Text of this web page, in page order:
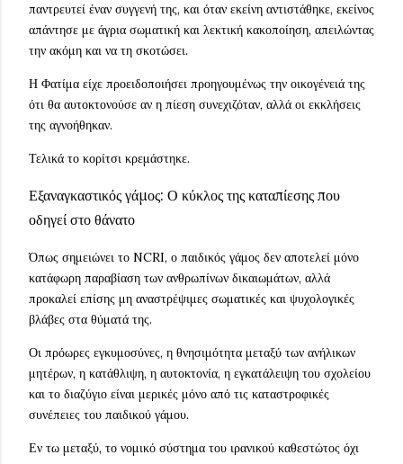
παντρευτεί έναν συγγενή της, και όταν εκείνη αντιστάθηκε, εκείνος
απάντησε με άγρια σωματική και λεκτική κακοποίηση, απειλώντας
την ακόμη και να τη σκοτώσει.
Η Φατίμα είχε προειδοποιήσει προηγουμένως την οικογένειά της
ότι θα αυτοκτονούσε αν η πίεση συνεχιζόταν, αλλά οι εκκλήσεις
της αγνοήθηκαν.
Τελικά το κορίτσι κρεμάστηκε.
Εξαναγκαστικός γάμος: Ο κύκλος της καταπίεσης που
οδηγεί στο θάνατο
Όπως σημειώνει το NCRI, ο παιδικός γάμος δεν αποτελεί μόνο
κατάφωρη παραβίαση των ανθρωπίνων δικαιωμάτων, αλλά
προκαλεί επίσης μη αναστρέψιμες σωματικές και ψυχολογικές
βλάβες στα θύματά της.
Οι πρόωρες εγκυμοσύνες, η θνησιμότητα μεταξύ των ανήλικων
μητέρων, η κατάθλιψη, η αυτοκτονία, η εγκατάλειψη του σχολείου
και το διαζύγιο είναι μερικές μόνο από τις καταστροφικές
συνέπειες του παιδικού γάμου.
Εν τω μεταξύ, το νομικό σύστημα του ιρανικού καθεστώτος όχι